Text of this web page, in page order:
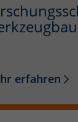
erfahren